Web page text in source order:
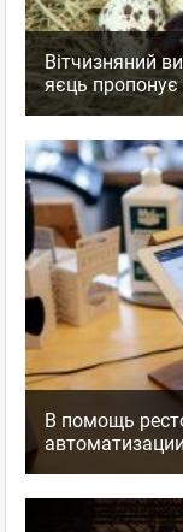
Вітчизняний
яєць пропонує
В помощь